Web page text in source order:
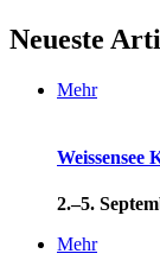
Neueste
Mehr
Weissensee
2.–5.
Mehr